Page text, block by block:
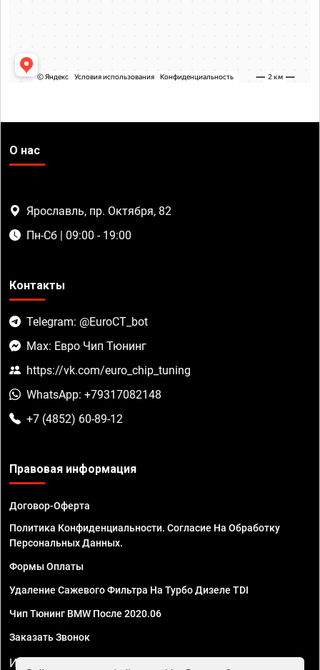
О нас
Ярославль, пр. Октября, 82
Пн-Сб | 09:00 - 19:00
Контакты
Telegram: @EuroCT_bot
Max: Евро Чип Тюнинг
https://vk.com/euro_chip_tuning
WhatsApp: +79317082148
+7 (4852) 60-89-12
Правовая информация
Договор-Оферта
Политика Конфиденциальности. Согласие На Обработку
Персональных Данных.
Формы Оплаты
Удаление Сажевого Фильтра На Турбо Дизеле TDI
Чип Тюнинг BMW После 2020.06
Заказать Звонок
ИП Смирнов Георгий Павлович. ИНН 781302555843,